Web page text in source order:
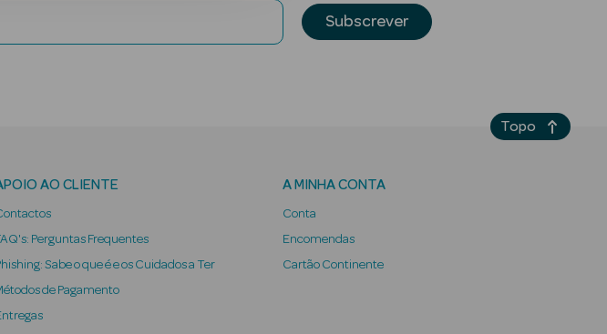
Subscrever
AO CLIENTE
Perguntas Frequentes
Sabe o que é e os Cuidados a Ter
de Pagamento
A MINHA CONTA
Conta
Encomendas
Cartão Continente
Topo